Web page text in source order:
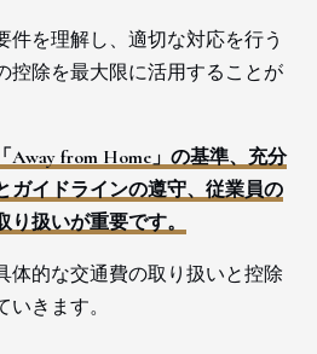
件を理解し、適切な対応を行う
控除を最大限に活用することが
Away from Home」の基準、充分
ガイドラインの遵守、従業員の
扱いが重要です。
体的な交通費の取り扱いと控除
きます。